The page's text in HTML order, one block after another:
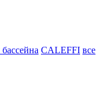
CALEFFI все